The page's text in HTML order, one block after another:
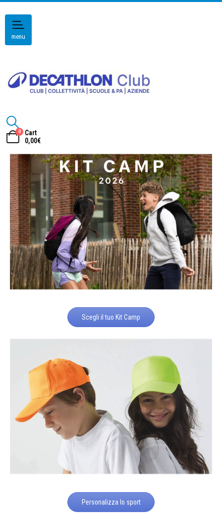
menu
0
Cart
0,00€
Scegli il tuo Kit Camp
Personalizza lo sport